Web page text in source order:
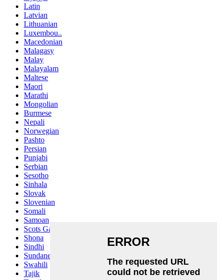
Latin
Latvian
Lithuanian
Luxembou..
Macedonian
Malagasy
Malay
Malayalam
Maltese
Maori
Marathi
Mongolian
Burmese
Nepali
Norwegian
Pashto
Persian
Punjabi
Serbian
Sesotho
Sinhala
Slovak
Slovenian
Somali
Samoan
Scots Gaelic
Shona
Sindhi
Sundanese
Swahili
Tajik